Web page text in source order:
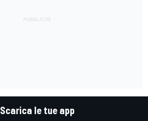
Scarica le tue app